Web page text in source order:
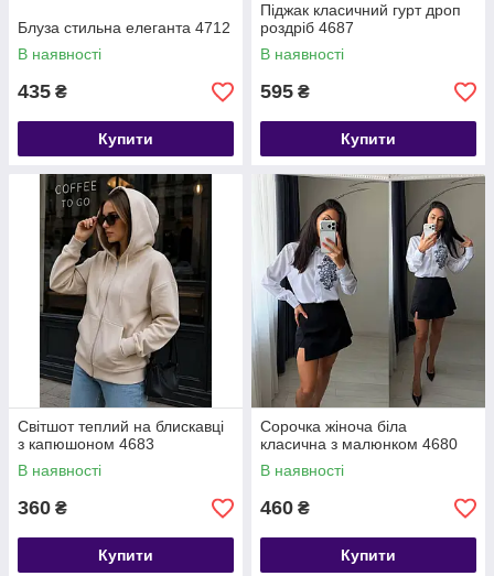
Блуза стильна елеганта 4712
В наявності
435 ₴
Купити
Піджак класичний гурт дроп
роздріб 4687
В наявності
595 ₴
Купити
Світшот теплий на блискавці
з капюшоном 4683
В наявності
360 ₴
Купити
Сорочка жіноча біла
класична з малюнком 4680
В наявності
460 ₴
Купити